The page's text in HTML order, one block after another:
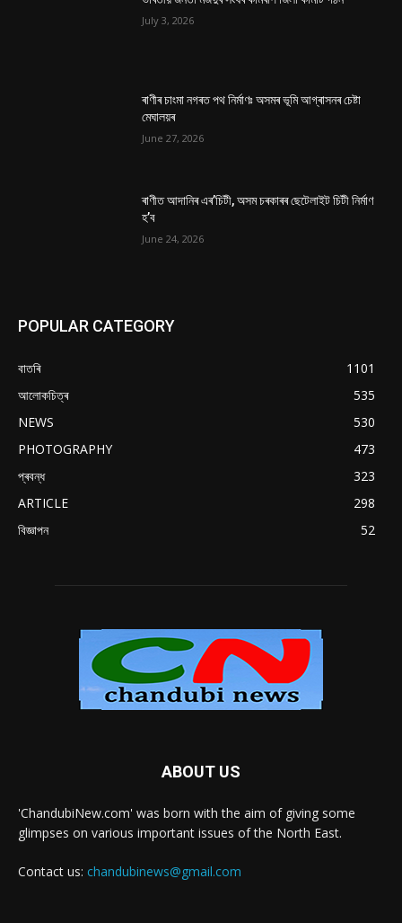
July 3, 2026
ৰাণীৰ চাংমা নগৰত পথ নিৰ্মাণঃ অসমৰ ভূমি আগ্ৰাসনৰ চেষ্টা
মেঘালয়ৰ
June 27, 2026
ৰাণীত আদানিৰ এৰ’চিটী, অসম চৰকাৰৰ ছেটেলাইট চিটী নিৰ্মাণ
হ’ব
June 24, 2026
POPULAR CATEGORY
বাতৰি
1101
আলোকচিত্ৰ
535
NEWS
530
PHOTOGRAPHY
473
প্ৰবন্ধ
323
ARTICLE
298
বিজ্ঞাপন
52
ABOUT US
'ChandubiNew.com' was born with the aim of giving some
glimpses on various important issues of the North East.
Contact us: chandubinews@gmail.com